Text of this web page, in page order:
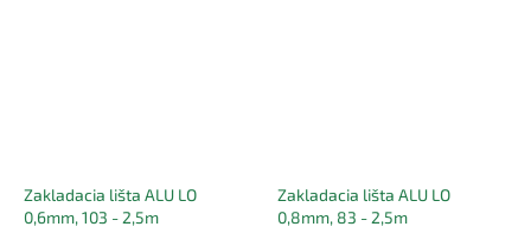
Zakladacia lišta ALU LO
0,6mm, 103 - 2,5m
Zakladacia lišta ALU LO
0,8mm, 83 - 2,5m